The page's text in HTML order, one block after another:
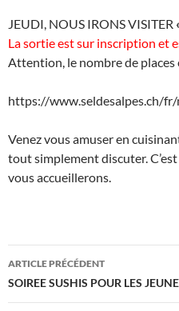
JEUDI, NOUS IRONS VISITER
La sortie est sur inscription et
Attention, le nombre de places
https://www.seldesalpes.ch/
Venez vous amuser en
tout simplement discuter.
vous accueillerons.
Navigation
des
ARTICLE PRÉCÉDENT
SOIREE SUSHIS POUR LES